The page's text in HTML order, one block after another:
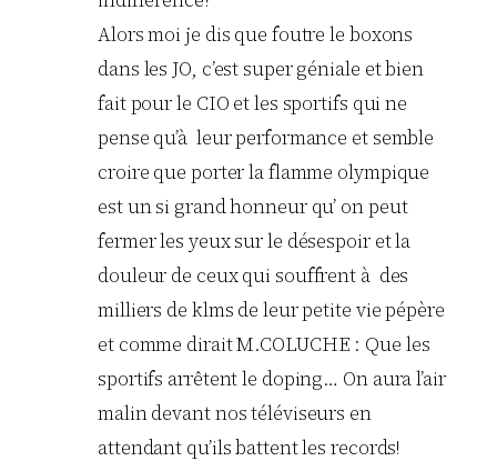
Alors moi je dis que foutre le boxons
dans les JO, c’est super géniale et bien
fait pour le CIO et les sportifs qui ne
pense qu’à leur performance et semble
croire que porter la flamme olympique
est un si grand honneur qu’ on peut
fermer les yeux sur le désespoir et la
douleur de ceux qui souffrent à des
milliers de klms de leur petite vie pépère
et comme dirait M.COLUCHE : Que les
sportifs arrêtent le doping… On aura l’air
malin devant nos téléviseurs en
attendant qu’ils battent les records!